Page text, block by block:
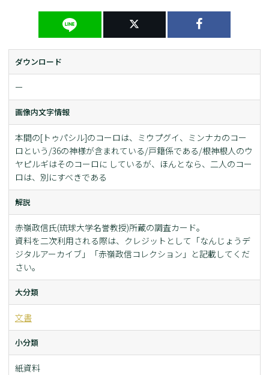
ダウンロード
ー
画像内文字情報
本間の[トゥパシル]のコーロは、ミウプグイ、ミンナカのコー
ロという/36の神様が含まれている/戸籍係である/根神根人のウ
ヤピルギはそのコーロに しているが、ほんとなら、二人のコー
ロは、別にすべきである
解説
赤嶺政信氏(琉球大学名誉教授)所蔵の調査カード。
資料を二次利用される際は、クレジットとして「なんじょうデ
ジタルアーカイブ」「赤嶺政信コレクション」と記載してくだ
さい。
大分類
文書
小分類
紙資料